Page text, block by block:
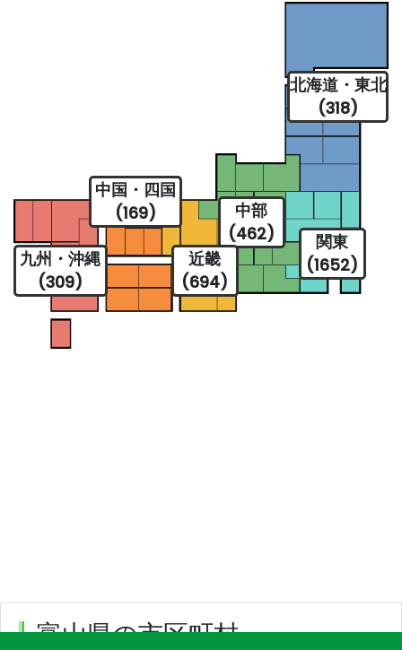
北海道・東北
(318)
関東
(1652)
中部
(462)
近畿
(694)
中国・四国
(169)
九州・沖縄
(309)
富山県の市区町村